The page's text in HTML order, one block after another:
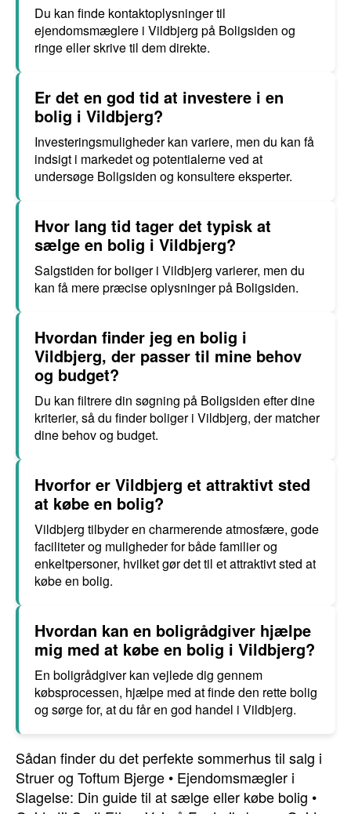
Du kan finde kontaktoplysninger til
ejendomsmæglere i Vildbjerg på Boligsiden og
ringe eller skrive til dem direkte.
Er det en god tid at investere i en
bolig i Vildbjerg?
Investeringsmuligheder kan variere, men du kan få
indsigt i markedet og potentialerne ved at
undersøge Boligsiden og konsultere eksperter.
Hvor lang tid tager det typisk at
sælge en bolig i Vildbjerg?
Salgstiden for boliger i Vildbjerg varierer, men du
kan få mere præcise oplysninger på Boligsiden.
Hvordan finder jeg en bolig i
Vildbjerg, der passer til mine behov
og budget?
Du kan filtrere din søgning på Boligsiden efter dine
kriterier, så du finder boliger i Vildbjerg, der matcher
dine behov og budget.
Hvorfor er Vildbjerg et attraktivt sted
at købe en bolig?
Vildbjerg tilbyder en charmerende atmosfære, gode
faciliteter og muligheder for både familier og
enkeltpersoner, hvilket gør det til et attraktivt sted at
købe en bolig.
Hvordan kan en boligrådgiver hjælpe
mig med at købe en bolig i Vildbjerg?
En boligrådgiver kan vejlede dig gennem
købsprocessen, hjælpe med at finde den rette bolig
og sørge for, at du får en god handel i Vildbjerg.
Sådan finder du det perfekte sommerhus til salg i
Struer og Toftum Bjerge • Ejendomsmægler i
Slagelse: Din guide til at sælge eller købe bolig •